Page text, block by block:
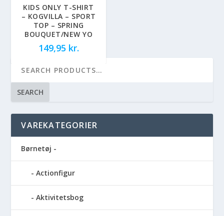
KIDS ONLY T-SHIRT
– KOGVILLA – SPORT
TOP – SPRING
BOUQUET/NEW YO
149,95 kr.
SEARCH
VAREKATEGORIER
Børnetøj -
Actionfigur
Aktivitetsbog